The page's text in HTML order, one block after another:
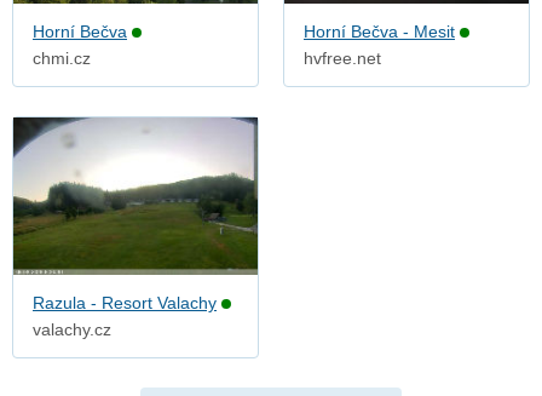
Horní Bečva
chmi.cz
Horní Bečva - Mesit
hvfree.net
Razula - Resort Valachy
valachy.cz